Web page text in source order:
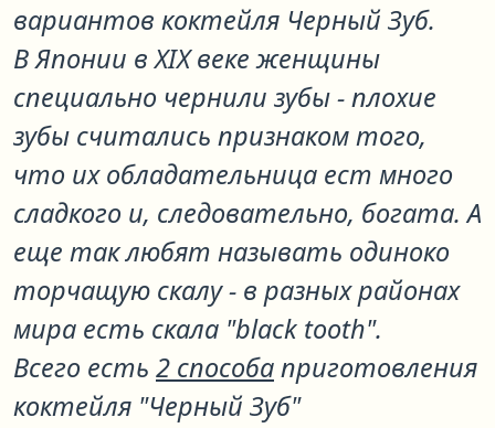
вариантов коктейля Черный Зуб.
В Японии в XIX веке женщины
специально чернили зубы - плохие
зубы считались признаком того,
что их обладательница ест много
сладкого и, следовательно, богата. А
еще так любят называть одиноко
торчащую скалу - в разных районах
мира есть скала "black tooth".
Всего есть 2 способаприготовления
коктейля "Черный Зуб"